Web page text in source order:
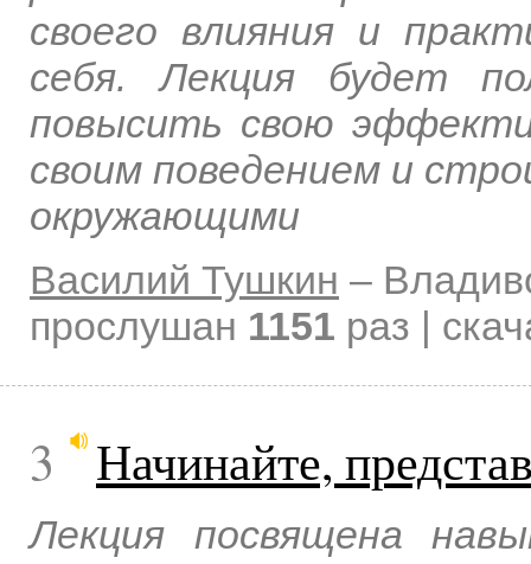
своего влияния и
себя. Лекция будет
повысить свою
своим поведением и
окружающими
Василий Тушкин –
прослушан 1151 раз |
3 Начинайте,
Лекция посвящена